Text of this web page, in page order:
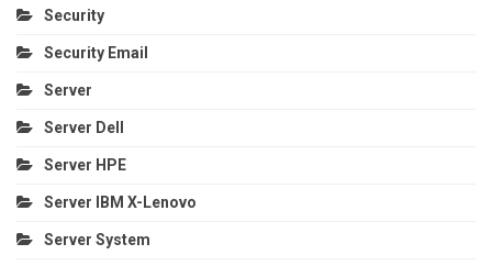
Security
Security Email
Server
Server Dell
Server HPE
Server IBM X-Lenovo
Server System